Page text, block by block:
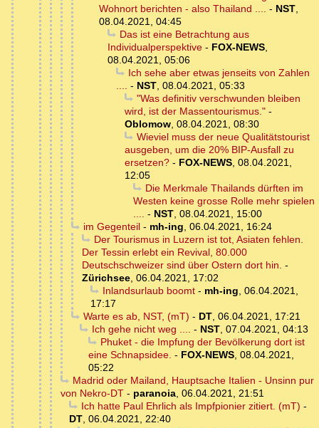
Wohnort berichten - also Thailand ....
- NST
08.04.2021, 04:45
Das ist eine Betrachtung aus
Individualperspektive - FOX-NEWS
08.04.2021, 05:06
Ich sehe aber etwas jenseits von Zahlen
- NST 08.04.2021, 05:33
"Was definitiv verschwunden bleiben
wird, ist der Massentourismus." -
Oblomow 08.04.2021, 08:30
Wieviel muss der neue Qualitätstourist
ausgeben, um die 20% BIP-Ausfall zu
ersetzen? - FOX-NEWS 08.04.2021,
12:05
Die Merkmale Thailands dürften im
Westen keine grosse Rolle mehr spielen
- NST 08.04.2021, 15:00
im Gegenteil- mh-ing 06.04.2021, 16:24
Der Tourismus in Luzern ist tot, Asiaten fehlen.
Der Tessin erlebt ein Revival, 80.000
Deutschschweizer sind über Ostern dort hin. -
Zürichsee 06.04.2021, 17:02
Inlandsurlaub boomt- mh-ing 06.04.2021,
17:17
Warte es ab, NST, (mT) - DT, 06.04.2021, 17:21
Ich gehe nicht weg ....
- NST, 07.04.2021, 04:13
Phuket - die Impfung der Bevölkerung dort ist
eine Schnapsidee. - FOX-NEWS 08.04.2021,
05:22
Madrid oder Mailand, Hauptsache Italien - Unsinn pur
von Nekro-DT - paranoia 06.04.2021, 21:51
Ich hatte Paul Ehrlich als Impfpionier zitiert. (mT) -
DT 06.04.2021, 22:40